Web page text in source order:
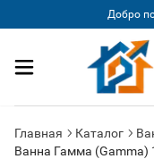
Добро
Главная Каталог
Ванна Гамма (Gamma)